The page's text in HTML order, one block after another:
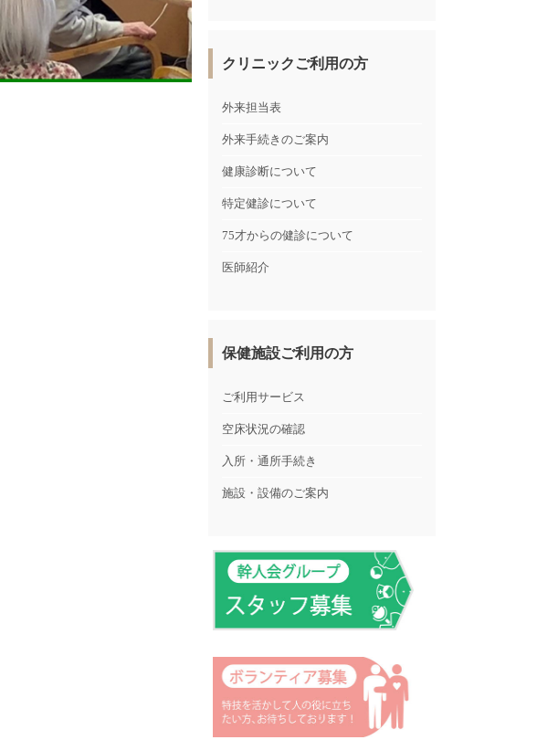
クリニックご利用の方
外来担当表
外来手続きのご案内
健康診断について
特定健診について
75才からの健診について
医師紹介
保健施設ご利用の方
ご利用サービス
空床状況の確認
入所・通所手続き
施設・設備のご案内